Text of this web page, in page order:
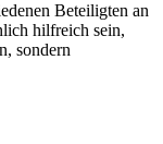
Beteiligten an
hilfreich sein,
sondern